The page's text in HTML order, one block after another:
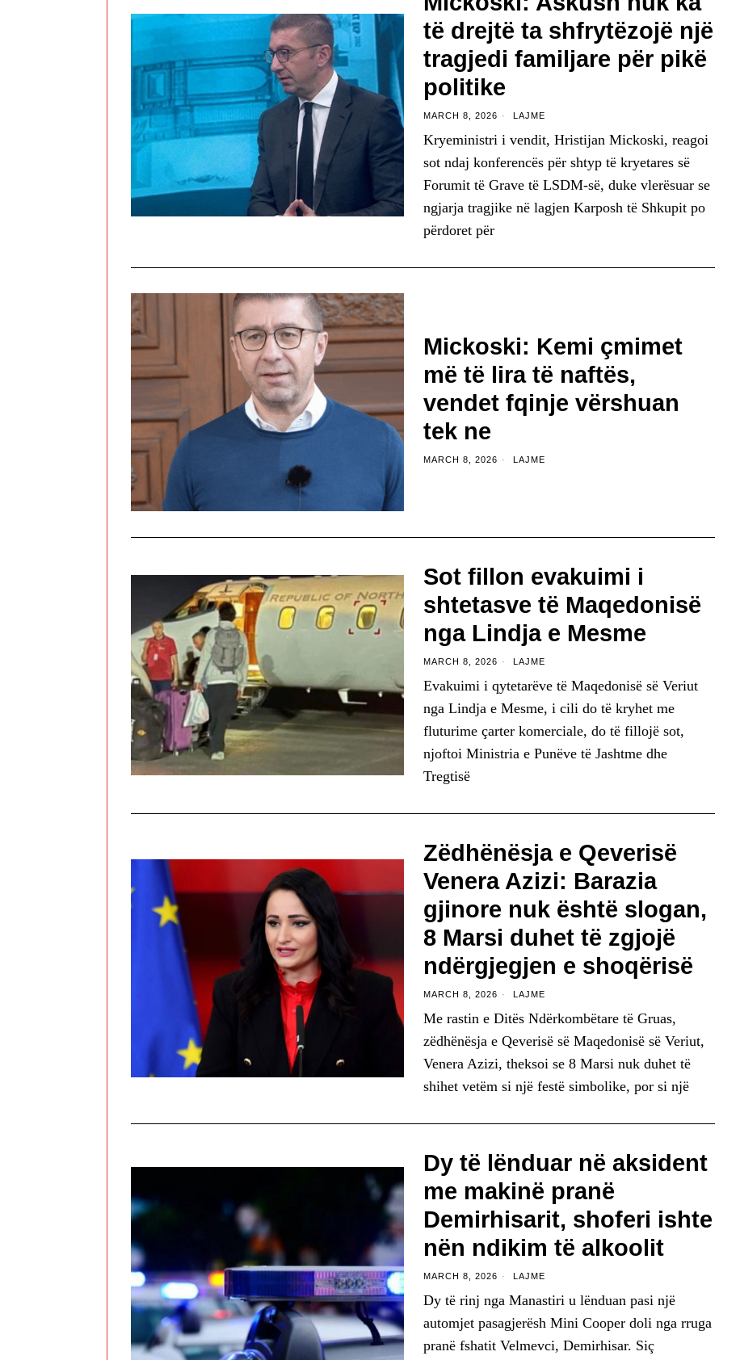
të drejtë ta shfrytëzojë një
tragjedi familjare për pikë
politike
MARCH 8, 2026 LAJME
Kryeministri i vendit, Hristijan Mickoski, reagoi
sot ndaj konferencës për shtyp të kryetares së
Forumit të Grave të LSDM-së, duke vlerësuar se
ngjarja tragjike në lagjen Karposh të Shkupit po
përdoret për
Mickoski: Kemi çmimet
më të lira të naftës,
vendet fqinje vërshuan
tek ne
MARCH 8, 2026 LAJME
Sot fillon evakuimi i
shtetasve të Maqedonisë
nga Lindja e Mesme
MARCH 8, 2026 LAJME
Evakuimi i qytetarëve të Maqedonisë së Veriut
nga Lindja e Mesme, i cili do të kryhet me
fluturime çarter komerciale, do të fillojë sot,
njoftoi Ministria e Punëve të Jashtme dhe
Tregtisë
Zëdhënësja e Qeverisë
Venera Azizi: Barazia
gjinore nuk është slogan,
8 Marsi duhet të zgjojë
ndërgjegjen e shoqërisë
MARCH 8, 2026 LAJME
Me rastin e Ditës Ndërkombëtare të Gruas,
zëdhënësja e Qeverisë së Maqedonisë së Veriut,
Venera Azizi, theksoi se 8 Marsi nuk duhet të
shihet vetëm si një festë simbolike, por si një
Dy të lënduar në aksident
me makinë pranë
Demirhisarit, shoferi ishte
nën ndikim të alkoolit
MARCH 8, 2026 LAJME
Dy të rinj nga Manastiri u lënduan pasi një
automjet pasagjerësh Mini Cooper doli nga rruga
pranë fshatit Velmevci, Demirhisar. Siç